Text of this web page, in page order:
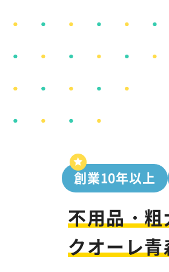
創業10年以上
不用品・
クオーレ